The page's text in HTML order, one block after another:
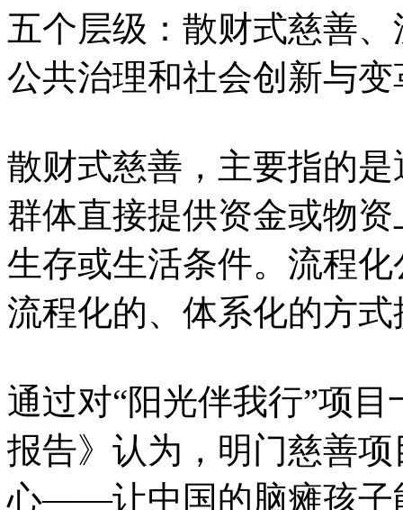
五个层级：散财式慈善
公共治理和社会创新与变
散财式慈善，主要指的
群体直接提供资金或物
生存或生活条件。流程
流程化的、体系化的方
通过对“阳光伴我行”项
报告》认为，明门慈善
心——让中国的脑瘫孩子